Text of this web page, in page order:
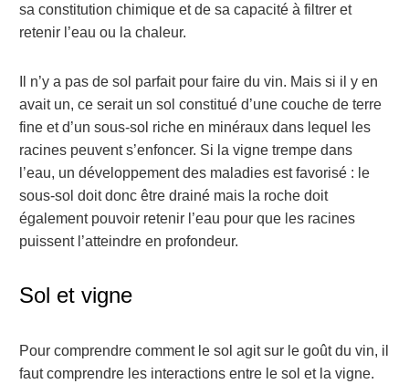
sa constitution chimique et de sa capacité à filtrer et
retenir l’eau ou la chaleur.
Il n’y a pas de sol parfait pour faire du vin. Mais si il y en
avait un, ce serait un sol constitué d’une couche de terre
fine et d’un sous-sol riche en minéraux dans lequel les
racines peuvent s’enfoncer. Si la vigne trempe dans
l’eau, un développement des maladies est favorisé : le
sous-sol doit donc être drainé mais la roche doit
également pouvoir retenir l’eau pour que les racines
puissent l’atteindre en profondeur.
Sol et vigne
Pour comprendre comment le sol agit sur le goût du vin, il
faut comprendre les interactions entre le sol et la vigne.